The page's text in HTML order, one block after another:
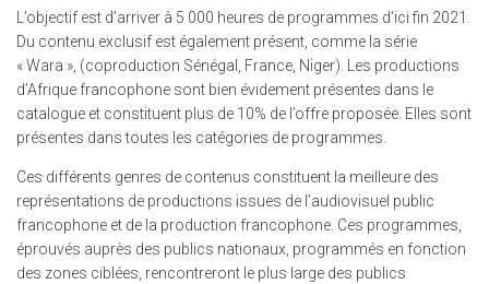
L’objectif est d’arriver à 5 000 heures de programmes d’ici fin 2021.
Du contenu exclusif est également présent, comme la série
« Wara », (coproduction Sénégal, France, Niger). Les productions
d’Afrique francophone sont bien évidement présentes dans le
catalogue et constituent plus de 10% de l’offre proposée. Elles sont
présentes dans toutes les catégories de programmes.
Ces différents genres de contenus constituent la meilleure des
représentations de productions issues de l’audiovisuel public
francophone et de la production francophone. Ces programmes,
éprouvés auprès des publics nationaux, programmés en fonction
des zones ciblées, rencontreront le plus large des publics